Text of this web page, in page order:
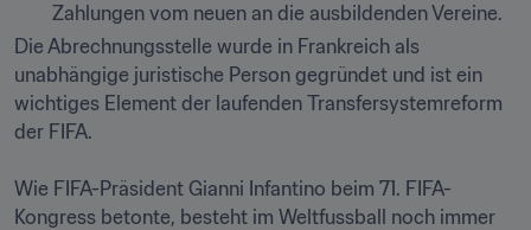
Zahlungen vom neuen an die ausbildenden Vereine.
Die Abrechnungsstelle wurde in Frankreich als
unabhängige juristische Person gegründet und ist ein
wichtiges Element der laufenden Transfersystemreform
der FIFA.
Wie FIFA-Präsident Gianni Infantino beim 71. FIFA-
Kongress betonte, besteht im Weltfussball noch immer